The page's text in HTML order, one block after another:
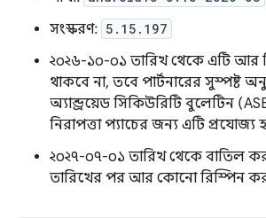
সংস্করণ: 5.15.197
২০২৬-১০-০১ তারিখ থেকে এটি আর
থাকবে না, তবে পার্টনারের সুস্পষ্ট
অ্যান্ড্রয়েড সিকিউরিটি বুলেটিন
নিরাপত্তা প্যাচের জন্য এটি প্রযোজ্য
২০২৭-০৭-০১ তারিখ থেকে বাতিল
তারিখের পর আর কোনো রিস্পিন করা